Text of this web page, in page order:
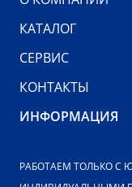
КАТАЛОГ
СЕРВИС
КОНТАКТЫ
ИНФОРМАЦИЯ
РАБОТАЕМ ТОЛЬКО С